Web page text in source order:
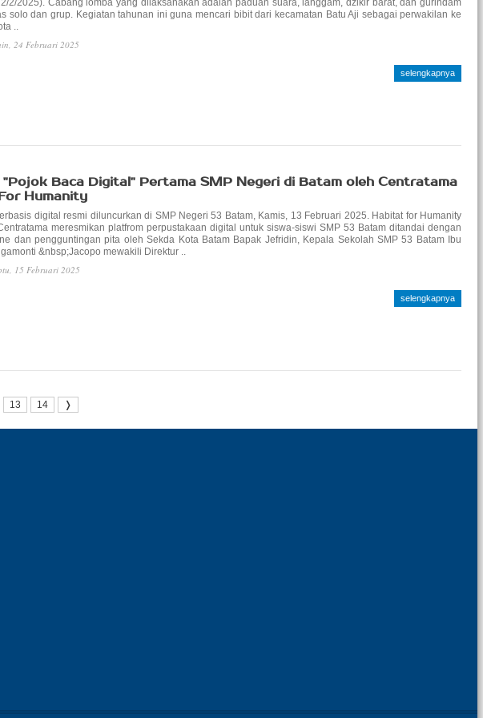
2/2025). Cabang lomba yang dilaksanakan adalah paduan suara, langgam, dzikir barat, dan gurindam
solo dan grup. Kegiatan tahunan ini guna mencari bibit dari kecamatan Batu Aji sebagai perwakilan ke
..
24 Februari 2025
selengkapnya
"Pojok Baca Digital" Pertama SMP Negeri di Batam oleh Centratama
Humanity
digital resmi diluncurkan di SMP Negeri 53 Batam, Kamis, 13 Februari 2025. Habitat for Humanity
meresmikan platfrom perpustakaan digital untuk siswa-siswi SMP 53 Batam ditandai dengan
dan pengguntingan pita oleh Sekda Kota Batam Bapak Jefridin, Kepala Sekolah SMP 53 Batam Ibu
&nbsp;Jacopo mewakili Direktur ..
15 Februari 2025
selengkapnya
13 14 ❭